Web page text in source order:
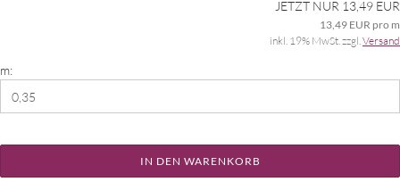
JETZT NUR 13,49 EUR
13,49 EUR pro m
inkl. 19% MwSt. zzgl.Versand
m:
IN DEN WARENKORB